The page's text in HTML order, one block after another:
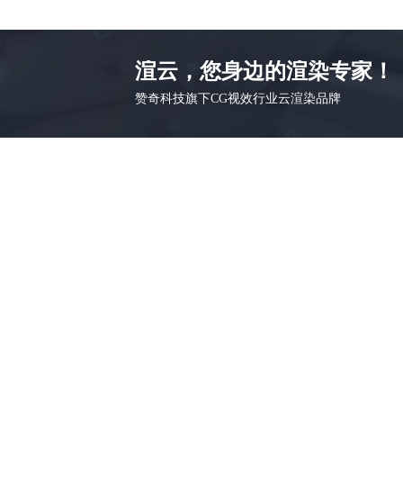
渲云，您身边的渲染专家！
赞奇科技旗下CG视效行业云渲染品牌